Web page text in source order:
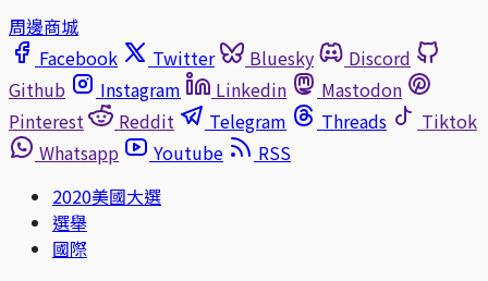
周邊商城
Facebook
Twitter Bluesky
Discord
Github
Instagram Linkedin
Mastodon
Pinterest
Reddit Telegram Threads
Tiktok
Whatsapp
Youtube
RSS
2020美國大選
選舉
國際